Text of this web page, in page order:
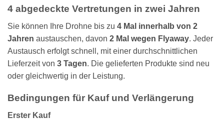
4 abgedeckte Vertretungen in zwei Jahren
Sie können Ihre Drohne bis zu 4 Mal innerhalb von 2
Jahren austauschen, davon 2 Mal wegen Flyaway. Jeder
Austausch erfolgt schnell, mit einer durchschnittlichen
Lieferzeit von 3 Tagen. Die gelieferten Produkte sind neu
oder gleichwertig in der Leistung.
Bedingungen für Kauf und Verlängerung
Erster Kauf